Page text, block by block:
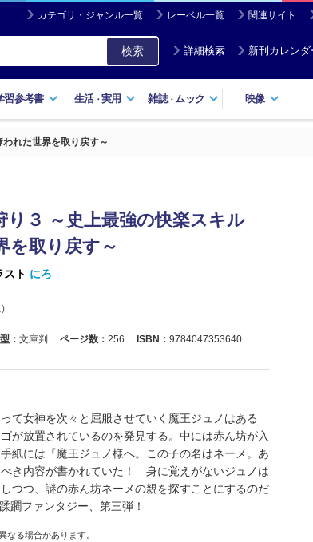
カテゴリ・ジャンル一覧 レーベル一覧 関連サイト
検索 詳細検索 新刊カレンダ
習参考書 生活・実用 雑誌・ ムック 映像
れた世界を取り戻す～
り３ ～史上最強の快楽スキル
を取り戻す～
スト にろ
： 文庫判 ページ数： 256 ISBN： 9784047353640
て女神を次々と屈服させていく魔王ジュノはある
が放置されているのを発見する。中には赤ん坊が入
紙には『魔王ジュノ様へ。この子の名はネーメ。あ
き内容が書かれていた！ 身に覚えがないジュノは
つつ、謎の赤ん坊ネーメの親を探すことにするのだ
ファンタジー、第三弾！
る場合があります。